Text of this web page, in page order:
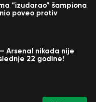
“izudarao” šampiona
poveo protiv
Arsenal nikada nije
22 godine!